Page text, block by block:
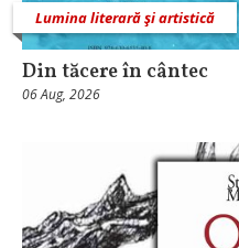
Lumina literară şi artistică
Din tăcere în cântec
06 Aug, 2026